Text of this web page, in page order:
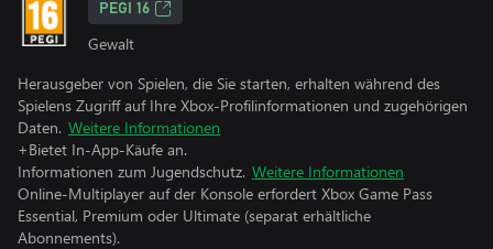
PEGI 16
Gewalt
Herausgeber von Spielen, die Sie starten, erhalten während des
Spielens Zugriff auf Ihre Xbox-Profilinformationen und zugehörigen
Daten. Weitere Informationen
+Bietet In-App-Käufe an.
Informationen zum Jugendschutz. Weitere Informationen
Online-Multiplayer auf der Konsole erfordert Xbox Game Pass
Essential, Premium oder Ultimate (separat erhältliche
Abonnements).